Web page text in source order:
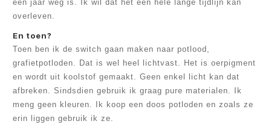
een jaar weg is. Ik wil dat het een hele lange tijdlijn kan
overleven.
En toen?
Toen ben ik de switch gaan maken naar potlood,
grafietpotloden. Dat is wel heel lichtvast. Het is oerpigment
en wordt uit koolstof gemaakt. Geen enkel licht kan dat
afbreken. Sindsdien gebruik ik graag pure materialen. Ik
meng geen kleuren. Ik koop een doos potloden en zoals ze
erin liggen gebruik ik ze.